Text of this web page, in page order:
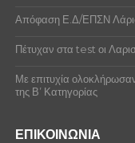
Απόφαση Ε.Δ/ΕΠΣΝ
Πέτυχαν στα test οι
Με επιτυχία ολοκλήρωσαν
της Β’ Κατηγορίας
ΕΠΙΚΟΙΝΩΝΙΑ